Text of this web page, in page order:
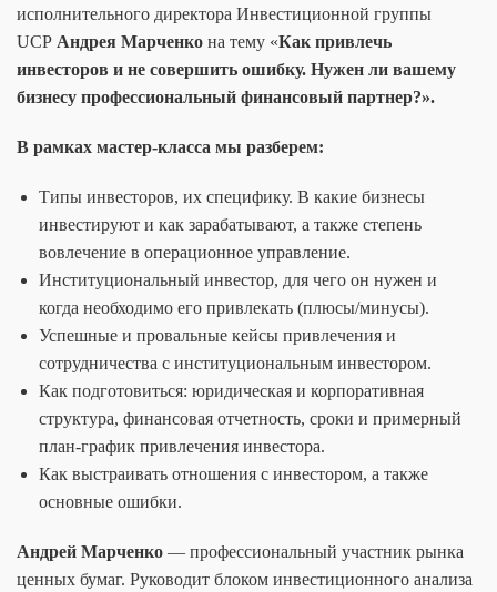
исполнительного директора Инвестиционной группы
UCP Андрея Марченко на тему «Как привлечь
инвесторов и не совершить ошибку. Нужен ли вашему
бизнесу профессиональный финансовый партнер?».
В рамках мастер-класса мы разберем:
Типы инвесторов, их специфику. В какие бизнесы
инвестируют и как зарабатывают, а также степень
вовлечение в операционное управление.
Институциональный инвестор, для чего он нужен и
когда необходимо его привлекать (плюсы/минусы).
Успешные и провальные кейсы привлечения и
сотрудничества с институциональным инвестором.
Как подготовиться: юридическая и корпоративная
структура, финансовая отчетность, сроки и примерный
план-график привлечения инвестора.
Как выстраивать отношения с инвестором, а также
основные ошибки.
Андрей Марченко — профессиональный участник рынка
ценных бумаг. Руководит блоком инвестиционного анализа